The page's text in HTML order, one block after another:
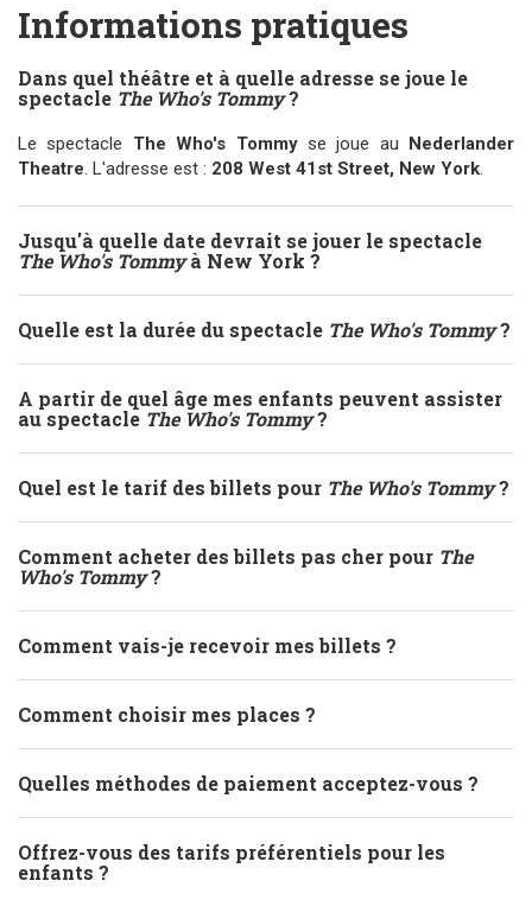
Informations pratiques
Dans quel théâtre et à quelle adresse se joue le
spectacle The Who's Tommy?
Le spectacle The Who's Tommyse joue au Nederlander
Theatre. L'adresse est : 208 West 41st Street, New York.
Jusqu'à quelle date devrait se jouer le spectacle
The Who's Tommyà New York ?
Quelle est la durée du spectacle The Who's Tommy?
A partir de quel âge mes enfants peuvent assister
au spectacle The Who's Tommy?
Quel est le tarif des billets pour The Who's Tommy?
Comment acheter des billets pas cher pour The
Who's Tommy?
Comment vais-je recevoir mes billets ?
Comment choisir mes places ?
Quelles méthodes de paiement acceptez-vous ?
Offrez-vous des tarifs préférentiels pour les
enfants ?